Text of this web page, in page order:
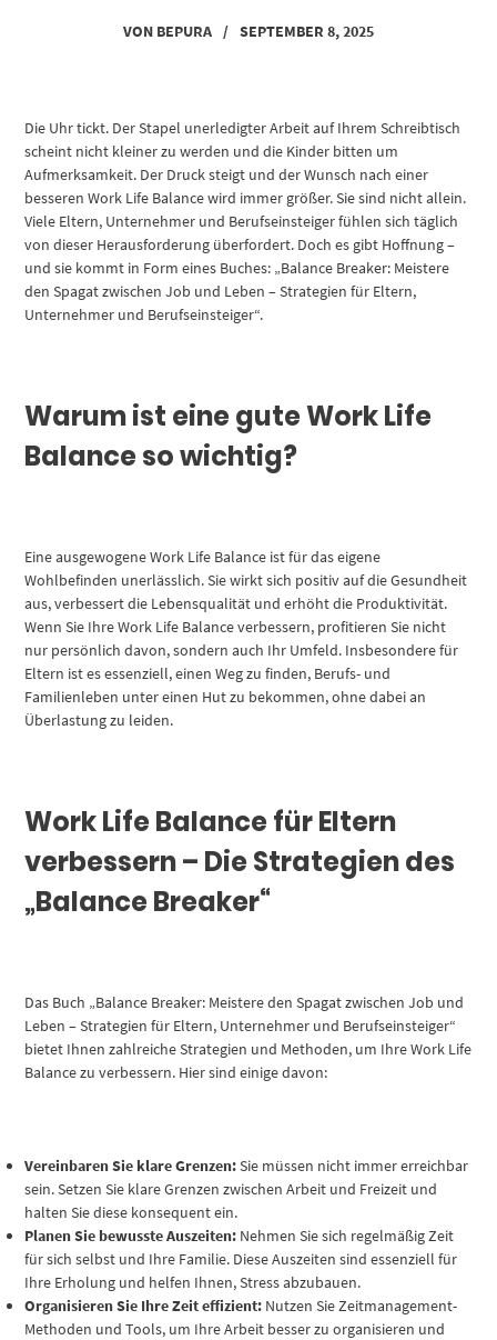
VON BEPURA / SEPTEMBER 8, 2025
Die Uhr tickt. Der Stapel unerledigter Arbeit auf Ihrem Schreibtisch
scheint nicht kleiner zu werden und die Kinder bitten um
Aufmerksamkeit. Der Druck steigt und der Wunsch nach einer
besseren Work Life Balance wird immer größer. Sie sind nicht allein.
Viele Eltern, Unternehmer und Berufseinsteiger fühlen sich täglich
von dieser Herausforderung überfordert. Doch es gibt Hoffnung –
und sie kommt in Form eines Buches: „Balance Breaker: Meistere
den Spagat zwischen Job und Leben – Strategien für Eltern,
Unternehmer und Berufseinsteiger“.
Warum ist eine gute Work Life
Balance so wichtig?
Eine ausgewogene Work Life Balance ist für das eigene
Wohlbefinden unerlässlich. Sie wirkt sich positiv auf die Gesundheit
aus, verbessert die Lebensqualität und erhöht die Produktivität.
Wenn Sie Ihre Work Life Balance verbessern, profitieren Sie nicht
nur persönlich davon, sondern auch Ihr Umfeld. Insbesondere für
Eltern ist es essenziell, einen Weg zu finden, Berufs- und
Familienleben unter einen Hut zu bekommen, ohne dabei an
Überlastung zu leiden.
Work Life Balance für Eltern
verbessern – Die Strategien des
„Balance Breaker“
Das Buch „Balance Breaker: Meistere den Spagat zwischen Job und
Leben – Strategien für Eltern, Unternehmer und Berufseinsteiger“
bietet Ihnen zahlreiche Strategien und Methoden, um Ihre Work Life
Balance zu verbessern. Hier sind einige davon:
Vereinbaren Sie klare Grenzen:Sie müssen nicht immer erreichbar
sein. Setzen Sie klare Grenzen zwischen Arbeit und Freizeit und
halten Sie diese konsequent ein.
Planen Sie bewusste Auszeiten: Nehmen Sie sich regelmäßig Zeit
für sich selbst und Ihre Familie. Diese Auszeiten sind essenziell für
Ihre Erholung und helfen Ihnen, Stress abzubauen.
Organisieren Sie Ihre Zeit effizient: Nutzen Sie Zeitmanagement-
Methoden und Tools, um Ihre Arbeit besser zu organisieren und